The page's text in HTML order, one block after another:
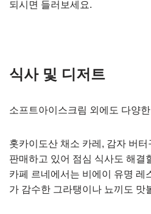
되시면 들러보세요.
식사 및 디저트
소프트아이스크림 외에도 다양
홋카이도산 채소 카레, 감자 버
판매하고 있어 점심 식사도 해결
카페 르네에서는 비에이 유명 레
가 감수한 그라탱이나 뇨끼도 맛